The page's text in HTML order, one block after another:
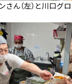
ん（左）と川口グロ